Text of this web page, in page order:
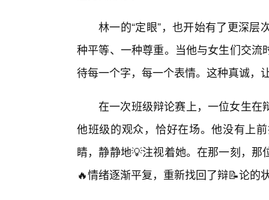
林一的“定眼”，也开始有了更深
种平等、一种尊重。当他与女生们交
待每一个字，每一个表情。这种真诚，
在一次班级辩论赛上，一位女生在
他班级的观众，恰好在场。他没有上
睛，静静地💡注视着她。在那一刻，
🔥情绪逐渐平复，重新找回了辩📝论的